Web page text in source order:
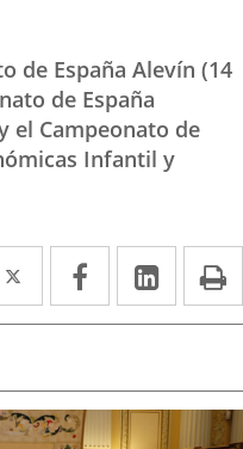
de España Alevín (14
de España
el Campeonato de
Infantil y
Twitter
Enlace
a
aplicación
externa.
Facebook
Enlace
a
aplicación
externa.
Enlace
a